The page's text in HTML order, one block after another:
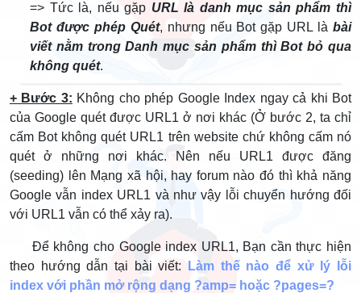
=> Tức là, nếu gặp URL là danh mục sản phẩm thì
Bot được phép Quét, nhưng nếu Bot gặp URL làbài
viết nằm trong Danh mục sản phẩm thì Bot bỏ qua
không quét.
+ Bước 3: Không cho phép Google Index ngay cả khi Bot
của Google quét được URL1 ở nơi khác (Ở bước 2, ta chỉ
cấm Bot không quét URL1 trên website chứ không cấm nó
quét ở những nơi khác. Nên nếu URL1 được đăng
(seeding) lên Mạng xã hội, hay forum nào đó thì khả năng
Google vẫn index URL1 và như vậy lỗi chuyển hướng đối
với URL1 vẫn có thể xảy ra).
Để không cho Google index URL1, Bạn cần thực hiện
theo hướng dẫn tại bài viết:
Làm thế nào để xử lý lỗi
index với phần mở rộng dạng ?amp= hoặc ?pages=?